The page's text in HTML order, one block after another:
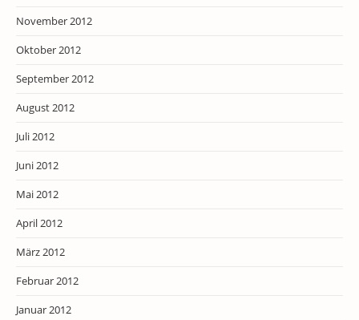
November 2012
Oktober 2012
September 2012
August 2012
Juli 2012
Juni 2012
Mai 2012
April 2012
März 2012
Februar 2012
Januar 2012